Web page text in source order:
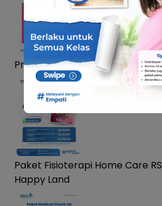
Promo Kartini Vaksin HPV
Paket Fisioterapi Home Care RS
Happy Land